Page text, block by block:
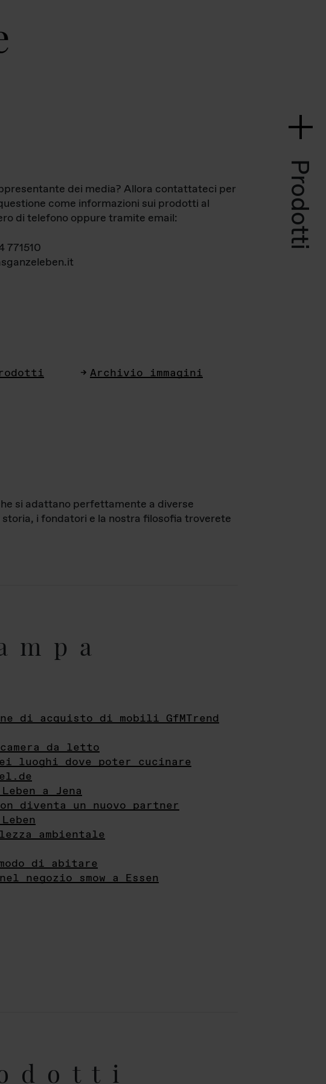
Prodotti
dei media? Allora contattateci per
come informazioni sui prodotti al
di telefono oppure tramite email:
771510
Archivio immagini
si adattano perfettamente a diverse
i fondatori e la nostra filosofia troverete
di acquisto di mobili GfMTrend
da letto
luoghi dove poter cucinare
a Jena
diventa un nuovo partner
ambientale
di abitare
negozio smow a Essen